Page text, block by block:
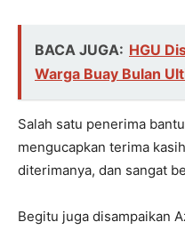
BACA JUGA: HGU
Warga Buay Bulan
Salah satu penerima
mengucapkan terima
diterimanya, dan sangat
Begitu juga disampaikan